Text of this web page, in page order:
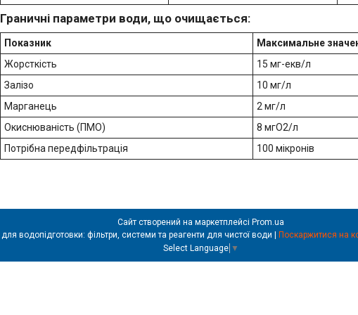
Граничні параметри води, що очищається:
Показник
Максимальне
Жорсткість
15 мг-екв/л
Залізо
10 мг/л
Марганець
2 мг/л
Окиснюваність (ПМО)
8 мгО2/л
Потрібна передфільтрація
100 мікронів
Сайт створений на маркетплейсі Prom.ua
Поскаржитися на
Select Language ▼